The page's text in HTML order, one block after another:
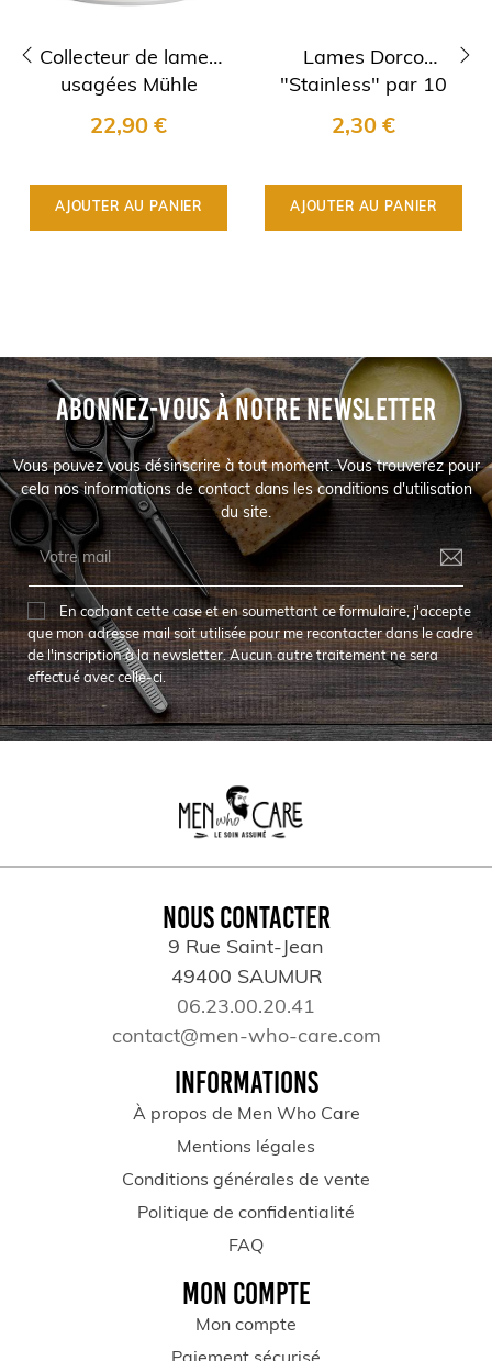
Collecteur de lames
usagées Mühle
22,90 €
AJOUTER AU PANIER
Lames Dorco
"Stainless" par 10
2,30 €
AJOUTER AU PANIER
ABONNEZ-VOUS À NOTRE NEWSLETTER
Vous pouvez vous désinscrire à tout moment. Vous trouverez pour
cela nos informations de contact dans les conditions d'utilisation
du site.
En cochant cette case et en soumettant ce formulaire, j'accepte
que mon adresse mail soit utilisée pour me recontacter dans le cadre
de l'inscription à la newsletter. Aucun autre traitement ne sera
effectué avec celle-ci.
NOUS CONTACTER
9 Rue Saint-Jean
49400 SAUMUR
06.23.00.20.41
contact@men-who-care.com
INFORMATIONS
À propos de Men Who Care
Mentions légales
Conditions générales de vente
Politique de confidentialité
FAQ
MON COMPTE
Mon compte